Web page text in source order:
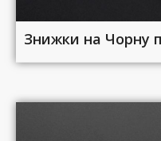
Знижки на Чорну